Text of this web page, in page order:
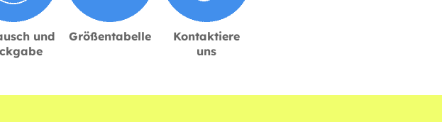
und
Größentabelle
Kontaktiere
uns